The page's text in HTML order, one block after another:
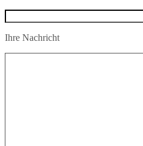
Ihre Nachricht